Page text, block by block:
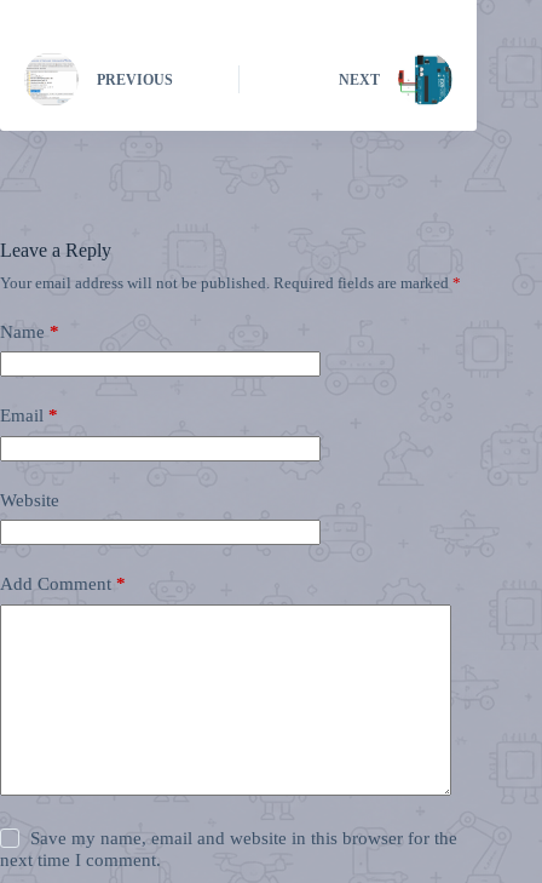
PREVIOUS NEXT
Leave a Reply
Your email address will not be published. Required fields are marked *
Name *
Email *
Website
Add Comment *
Save my name, email and website in this browser for the
next time I comment.